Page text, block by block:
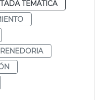
TEMÁTICA